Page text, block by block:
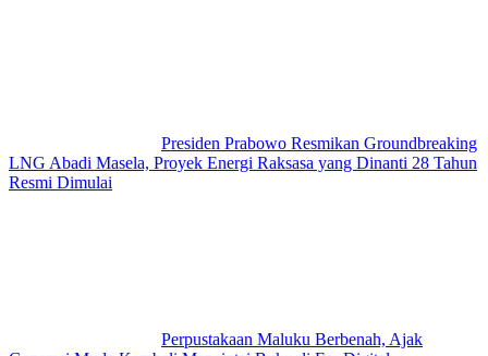
Presiden Prabowo Resmikan Groundbreaking
LNG Abadi Masela, Proyek Energi Raksasa yang Dinanti 28 Tahun
Resmi Dimulai
Perpustakaan Maluku Berbenah, Ajak